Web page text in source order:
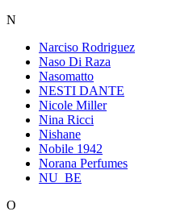
N
Narciso Rodriguez
Naso Di Raza
Nasomatto
NESTI DANTE
Nicole Miller
Nina Ricci
Nishane
Nobile 1942
Norana Perfumes
NU_BE
O